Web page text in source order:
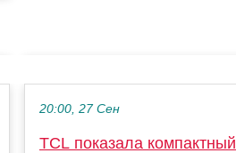
20:00, 27 Сен
TCL показала компактный